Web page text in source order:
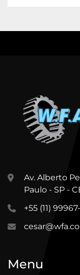
Av. Alberto
Paulo - SP -
+55 (11)
Menu